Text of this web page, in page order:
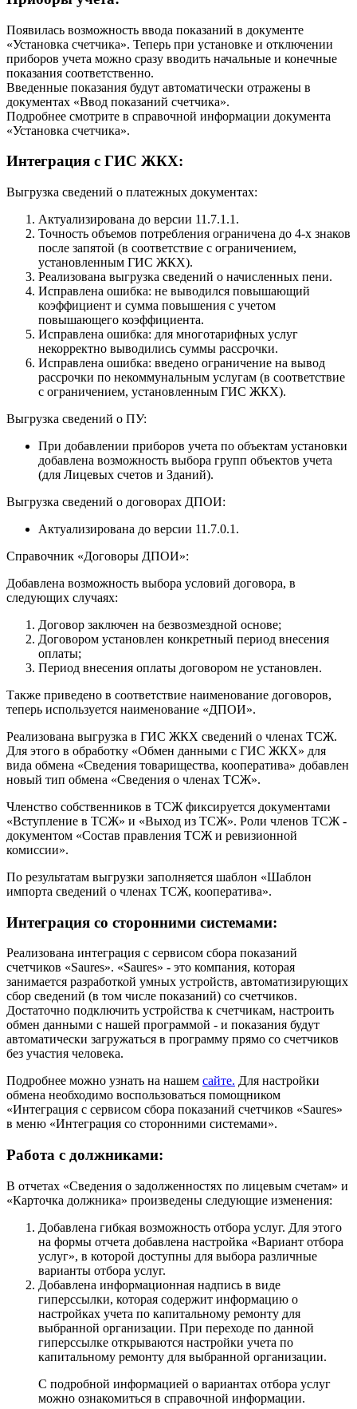
Появилась возможность ввода показаний в документе
«Установка счетчика». Теперь при установке и отключении
приборов учета можно сразу вводить начальные и конечные
показания соответственно.
Введенные показания будут автоматически отражены в
документах «Ввод показаний счетчика».
Подробнее смотрите в справочной информации документа
«Установка счетчика».
Интеграция с ГИС ЖКХ:
Выгрузка сведений о платежных документах:
Актуализирована до версии 11.7.1.1.
Точность объемов потребления ограничена до 4-х знаков
после запятой (в соответствие с ограничением,
установленным ГИС ЖКХ).
Реализована выгрузка сведений о начисленных пени.
Исправлена ошибка: не выводился повышающий
коэффициент и сумма повышения с учетом
повышающего коэффициента.
Исправлена ошибка: для многотарифных услуг
некорректно выводились суммы рассрочки.
Исправлена ошибка: введено ограничение на вывод
рассрочки по некоммунальным услугам (в соответствие
с ограничением, установленным ГИС ЖКХ).
Выгрузка сведений о ПУ:
При добавлении приборов учета по объектам установки
добавлена возможность выбора групп объектов учета
(для Лицевых счетов и Зданий).
Выгрузка сведений о договорах ДПОИ:
Актуализирована до версии 11.7.0.1.
Справочник «Договоры ДПОИ»:
Добавлена возможность выбора условий договора, в
следующих случаях:
Договор заключен на безвозмездной основе;
Договором установлен конкретный период внесения
оплаты;
Период внесения оплаты договором не установлен.
Также приведено в соответствие наименование договоров,
теперь используется наименование «ДПОИ».
Реализована выгрузка в ГИС ЖКХ сведений о членах ТСЖ.
Для этого в обработку «Обмен данными с ГИС ЖКХ» для
вида обмена «Сведения товарищества, кооператива» добавлен
новый тип обмена «Сведения о членах ТСЖ».
Членство собственников в ТСЖ фиксируется документами
«Вступление в ТСЖ» и «Выход из ТСЖ». Роли членов ТСЖ -
документом «Состав правления ТСЖ и ревизионной
комиссии».
По результатам выгрузки заполняется шаблон «Шаблон
импорта сведений о членах ТСЖ, кооператива».
Интеграция со сторонними системами:
Реализована интеграция с сервисом сбора показаний
счетчиков «Saures». «Saures» - это компания, которая
занимается разработкой умных устройств, автоматизирующих
сбор сведений (в том числе показаний) со счетчиков.
Достаточно подключить устройства к счетчикам, настроить
обмен данными с нашей программой - и показания будут
автоматически загружаться в программу прямо со счетчиков
без участия человека.
Подробнее можно узнать на нашем сайте. Для настройки
обмена необходимо воспользоваться помощником
«Интеграция с сервисом сбора показаний счетчиков «Saures»
в меню «Интеграция со сторонними системами».
Работа с должниками:
В отчетах «Сведения о задолженностях по лицевым счетам» и
«Карточка должника» произведены следующие изменения:
Добавлена гибкая возможность отбора услуг. Для этого
на формы отчета добавлена настройка «Вариант отбора
услуг», в которой доступны для выбора различные
варианты отбора услуг.
Добавлена информационная надпись в виде
гиперссылки, которая содержит информацию о
настройках учета по капитальному ремонту для
выбранной организации. При переходе по данной
гиперссылке открываются настройки учета по
капитальному ремонту для выбранной организации.
С подробной информацией о вариантах отбора услуг
можно ознакомиться в справочной информации.